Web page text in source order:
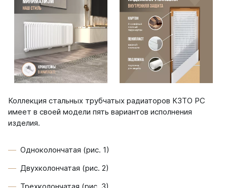
Параллели
Параллели В
Параллели Г
Quadrum
Quadrum 30 H
Quadrum 40 H
Quadrum 40 V
Quadrum 60 H
Quadrum 60 V
Quadrum NEO
Коллекция стальных трубчатых радиаторов КЗТО РС
имеет в своей модели пять вариантов исполнения
изделия.
Одноколончатая (рис. 1)
Двухколончатая (рис. 2)